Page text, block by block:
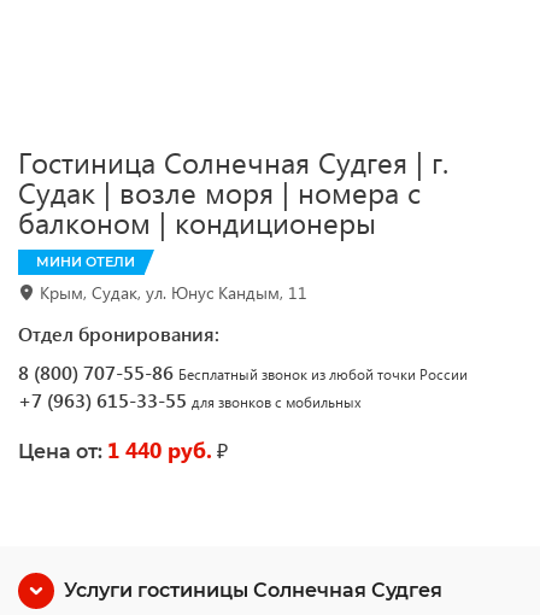
Гостиница Солнечная Судгея | г.
Судак | возле моря | номера с
балконом | кондиционеры
МИНИ ОТЕЛИ
Крым, Судак, ул. Юнус Кандым, 11
Отдел бронирования:
8 (800) 707-55-86 Бесплатный звонок из любой точки России
+7 (963) 615-33-55 для звонков с мобильных
Цена от: 1 440 руб. ₽
Услуги гостиницы Солнечная Судгея